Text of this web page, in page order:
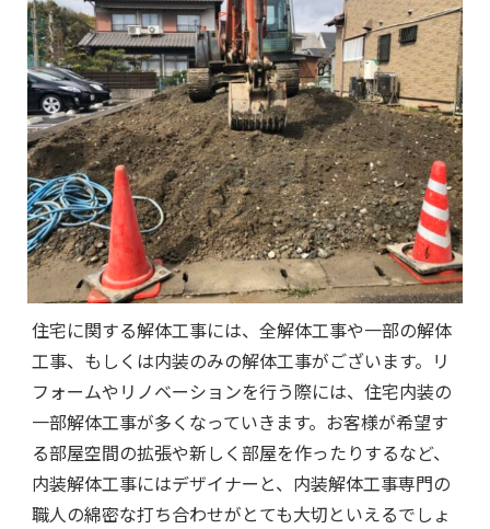
住宅に関する解体工事には、全解体工事や一部の解体
工事、もしくは内装のみの解体工事がございます。リ
フォームやリノベーションを行う際には、住宅内装の
一部解体工事が多くなっていきます。お客様が希望す
る部屋空間の拡張や新しく部屋を作ったりするなど、
内装解体工事にはデザイナーと、内装解体工事専門の
職人の綿密な打ち合わせがとても大切といえるでしょ